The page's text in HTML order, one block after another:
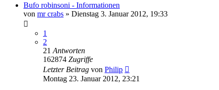
Bufo robinsoni - Informationen
von mr crabs » Dienstag 3. Januar 2012, 19:33
1
2
21 Antworten
162874 Zugriffe
Letzter Beitrag von Philip
Montag 23. Januar 2012, 23:21